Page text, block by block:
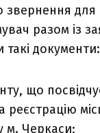
звернення
разом із
документи:
що
реєстрацію
м. Черкаси;